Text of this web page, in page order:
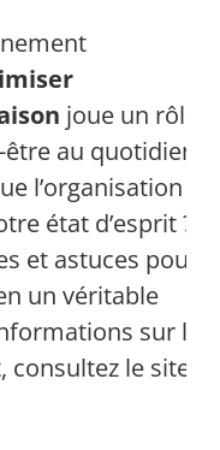
joue un rôle
au quotidien.
l’organisation
état d’esprit ?
et astuces pour
un véritable
sur la
consultez le site